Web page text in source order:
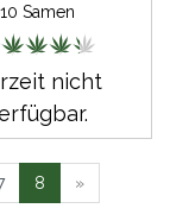
10 Samen
nicht
8 »